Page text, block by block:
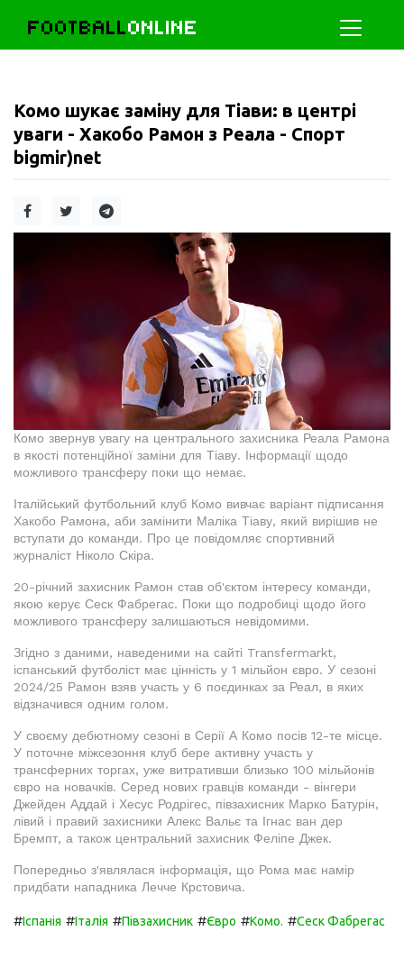
FOOTBALLONLINE
Комо шукає заміну для Тіави: в центрі
уваги - Хакобо Рамон з Реала - Спорт
bigmir)net
Комо звернув увагу на центрального захисника Реала Рамона
в якості потенційної заміни для Тіаву. Інформації щодо
можливого трансферу поки що немає.
Італійський футбольний клуб Комо вивчає варіант підписання
Хакобо Рамона, аби замінити Маліка Тіаву, який вирішив не
вступати до команди. Про це повідомляє спортивний
журналіст Ніколо Скіра.
20-річний захисник Рамон став об'єктом інтересу команди,
якою керує Сеск Фабрегас. Поки що подробиці щодо його
можливого трансферу залишаються невідомими.
Згідно з даними, наведеними на сайті Transfermarkt,
іспанський футболіст має цінність у 1 мільйон євро. У сезоні
2024/25 Рамон взяв участь у 6 поєдинках за Реал, в яких
відзначився одним голом.
У своєму дебютному сезоні в Серії А Комо посів 12-те місце.
У поточне міжсезоння клуб бере активну участь у
трансферних торгах, уже витративши близько 100 мільйонів
євро на новачків. Серед нових гравців команди - вінгери
Джейден Аддай і Хесус Родрігес, півзахисник Марко Батурін,
лівий і правий захисники Алекс Вальє та Ігнас ван дер
Бремпт, а також центральний захисник Феліпе Джек.
Попередньо з'являлася інформація, що Рома має намір
придбати нападника Лечче Крстовича.
#Іспанія #Італія #Півзахисник #Євро #Комо. #Сеск Фабрегас